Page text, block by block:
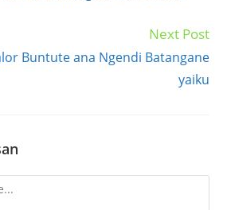
Next Post
Buntute ana Ngendi Batangane
yaiku